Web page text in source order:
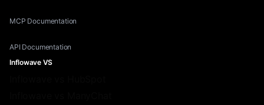
MCP Documentation
API Documentation
Inflowave VS